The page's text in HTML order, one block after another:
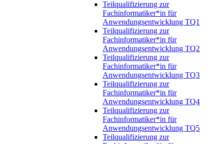
Teilqualifizierung zur
Fachinformatiker*in für
Anwendungsentwicklung TQ1
Teilqualifizierung zur
Fachinformatiker*in für
Anwendungsentwicklung TQ2
Teilqualifizierung zur
Fachinformatiker*in für
Anwendungsentwicklung TQ3
Teilqualifizierung zur
Fachinformatiker*in für
Anwendungsentwicklung TQ4
Teilqualifizierung zur
Fachinformatiker*in für
Anwendungsentwicklung TQ5
Teilqualifizierung zur